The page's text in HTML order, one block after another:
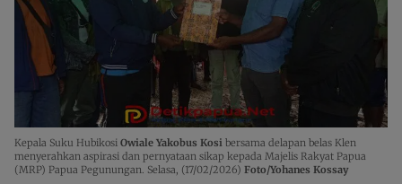
Kepala Suku Hubikosi Owiale Yakobus Kosi bersama delapan belas Klen
menyerahkan aspirasi dan pernyataan sikap kepada Majelis Rakyat Papua
(MRP) Papua Pegunungan. Selasa, (17/02/2026) Foto/Yohanes Kossay